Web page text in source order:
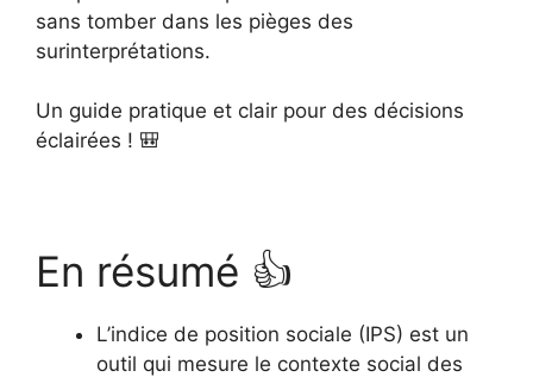
sans tomber dans les pièges des
surinterprétations.
Un guide pratique et clair pour des décisions
éclairées ! 🎒
En résumé 👍
L’indice de position sociale (IPS) est un
outil qui mesure le contexte social des